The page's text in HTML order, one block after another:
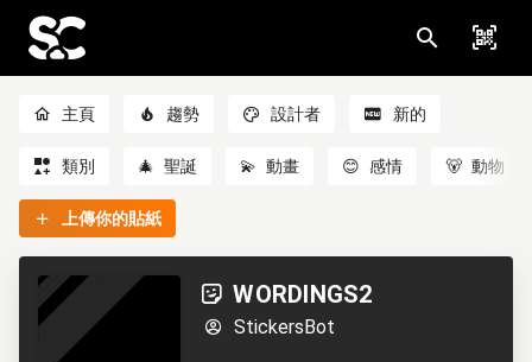
主頁 趨勢 設計者 新的
類別 🎄 聖誕 💫 動畫 😊 感情 🐻 動物
上傳你的貼紙
WORDINGS2
StickersBot